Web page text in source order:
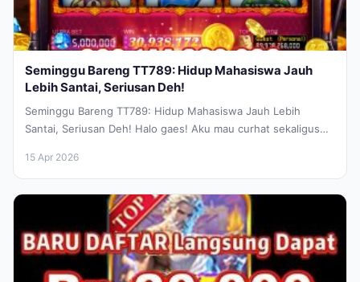
Seminggu Bareng TT789: Hidup Mahasiswa Jauh
Lebih Santai, Seriusan Deh!
Seminggu Bareng TT789: Hidup Mahasiswa Jauh Lebih
Santai, Seriusan Deh! Halo gaes! Aku mau curhat sekaligus
15 Apr 2026